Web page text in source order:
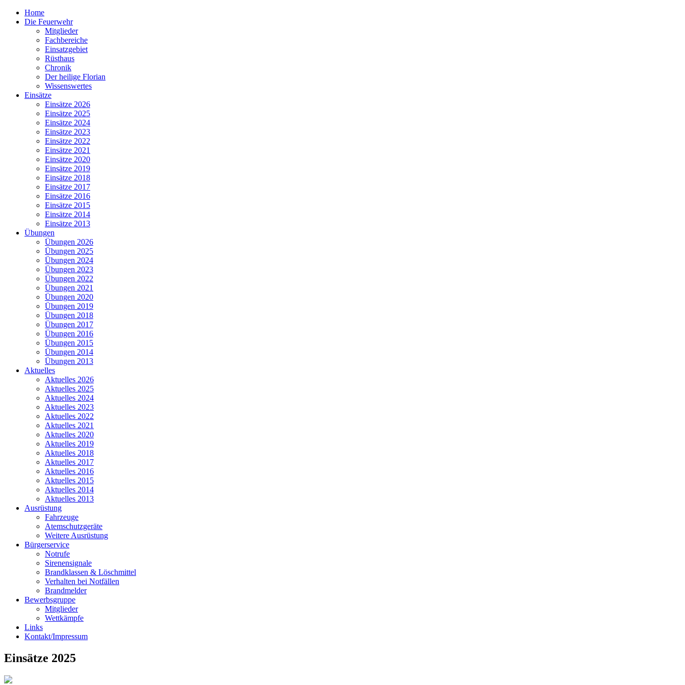
Home
Die Feuerwehr
Mitglieder
Fachbereiche
Einsatzgebiet
Rüsthaus
Chronik
Der heilige Florian
Wissenswertes
Einsätze
Einsätze 2026
Einsätze 2025
Einsätze 2024
Einsätze 2023
Einsätze 2022
Einsätze 2021
Einsätze 2020
Einsätze 2019
Einsätze 2018
Einsätze 2017
Einsätze 2016
Einsätze 2015
Einsätze 2014
Einsätze 2013
Übungen
Übungen 2026
Übungen 2025
Übungen 2024
Übungen 2023
Übungen 2022
Übungen 2021
Übungen 2020
Übungen 2019
Übungen 2018
Übungen 2017
Übungen 2016
Übungen 2015
Übungen 2014
Übungen 2013
Aktuelles
Aktuelles 2026
Aktuelles 2025
Aktuelles 2024
Aktuelles 2023
Aktuelles 2022
Aktuelles 2021
Aktuelles 2020
Aktuelles 2019
Aktuelles 2018
Aktuelles 2017
Aktuelles 2016
Aktuelles 2015
Aktuelles 2014
Aktuelles 2013
Ausrüstung
Fahrzeuge
Atemschutzgeräte
Weitere Ausrüstung
Bürgerservice
Notrufe
Sirenensignale
Brandklassen & Löschmittel
Verhalten bei Notfällen
Brandmelder
Bewerbsgruppe
Mitglieder
Wettkämpfe
Links
Kontakt/Impressum
Einsätze 2025